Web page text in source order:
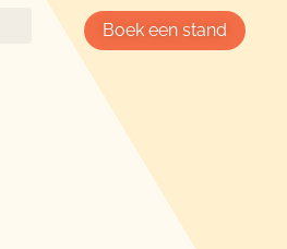
Boek een stand